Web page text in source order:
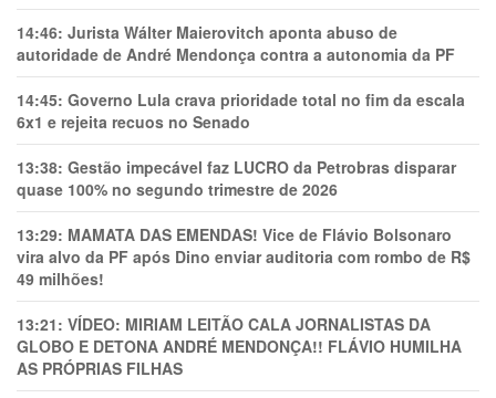
14:46: Jurista Wálter Maierovitch aponta abuso de
autoridade de André Mendonça contra a autonomia da PF
14:45: Governo Lula crava prioridade total no fim da escala
6x1 e rejeita recuos no Senado
13:38: Gestão impecável faz LUCRO da Petrobras disparar
quase 100% no segundo trimestre de 2026
13:29: MAMATA DAS EMENDAS! Vice de Flávio Bolsonaro
vira alvo da PF após Dino enviar auditoria com rombo de R$
49 milhões!
13:21: VÍDEO: MIRIAM LEITÃO CALA JORNALISTAS DA
GLOBO E DETONA ANDRÉ MENDONÇA!! FLÁVIO HUMILHA
AS PRÓPRIAS FILHAS